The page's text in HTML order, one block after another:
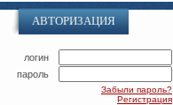
АВТОРИЗАЦИЯ
логин
пароль
Забыли пароль?
Регистрация